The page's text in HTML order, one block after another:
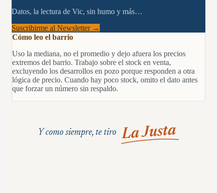
Datos, la lectura de Vic, sin humo y más…
Suscribirme al Newsletter →
Cómo leo el barrio
Uso la mediana, no el promedio y dejo afuera los precios
extremos del barrio. Trabajo sobre el stock en venta,
excluyendo los desarrollos en pozo porque responden a otra
lógica de precio. Cuando hay poco stock, omito el dato antes
que forzar un número sin respaldo.
Y como siempre, te tiro La Justa